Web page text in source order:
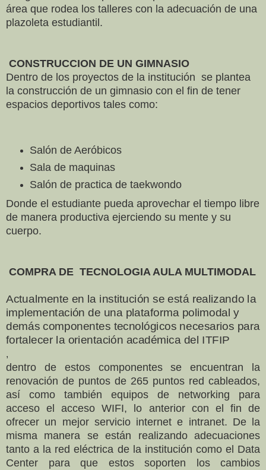
área que rodea los talleres con la adecuación de una
plazoleta estudiantil.
CONSTRUCCION DE UN GIMNASIO
Dentro de los proyectos de la institución se plantea
la construcción de un gimnasio con el fin de tener
espacios deportivos tales como:
Salón de Aeróbicos
Sala de maquinas
Salón de practica de taekwondo
Donde el estudiante pueda aprovechar el tiempo libre
de manera productiva ejerciendo su mente y su
cuerpo.
COMPRA DE TECNOLOGIA AULA MULTIMODAL
Actualmente en la institución se está realizando la
implementación de una plataforma polimodal y
demás componentes tecnológicos necesarios para
fortalecer la orientación académica del ITFIP
,
dentro de estos componentes se encuentran la
renovación de puntos de 265 puntos red cableados,
así como también equipos de networking para
acceso el acceso WIFI, lo anterior con el fin de
ofrecer un mejor servicio internet e intranet. De la
misma manera se están realizando adecuaciones
tanto a la red eléctrica de la institución como el Data
Center para que estos soporten los cambios